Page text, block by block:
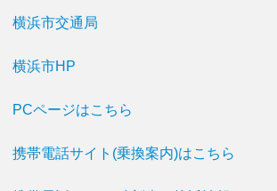
横浜市交通局
横浜市HP
PCページはこちら
携帯電話サイト(乗換案内)はこちら